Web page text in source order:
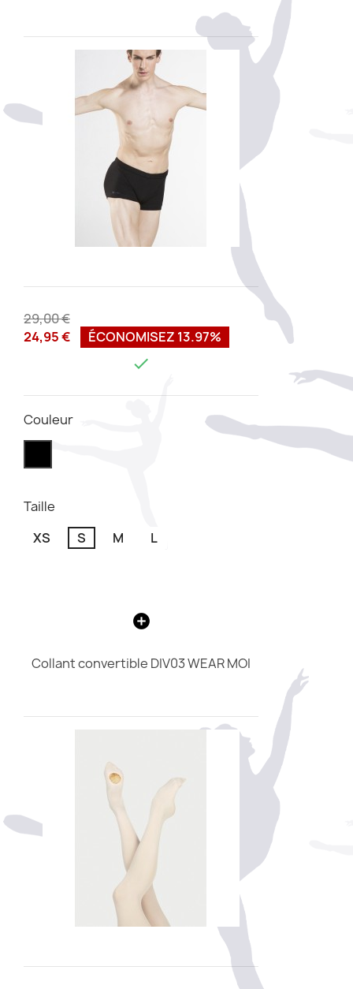
29,00 €
24,95 €
ÉCONOMISEZ 13.97%

Couleur
Taille
XS
S M L
Collant convertible DIV03 WEAR MOI